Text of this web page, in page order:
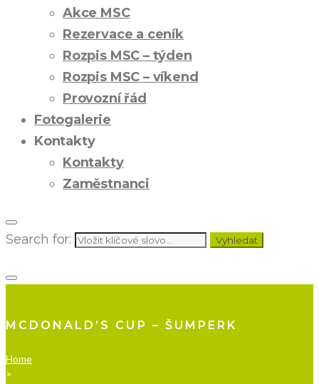
Akce MSC
Rezervace a ceník
Rozpis MSC – týden
Rozpis MSC – víkend
Provozní řád
Fotogalerie
Kontakty
Kontakty
Zaměstnanci
Search for: Vyhledat
MCDONALD’S CUP – ŠUMPERK
Home
>